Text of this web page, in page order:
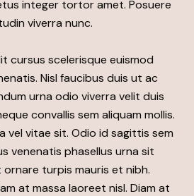
integer tortor amet. Posuere
viverra nunc.
cursus scelerisque euismod
Nisl faucibus duis ut ac
urna odio viverra velit duis
convallis sem aliquam mollis.
vel vitae sit. Odio id sagittis sem
venenatis phasellus urna sit
turpis mauris et nibh.
at massa laoreet nisl. Diam at